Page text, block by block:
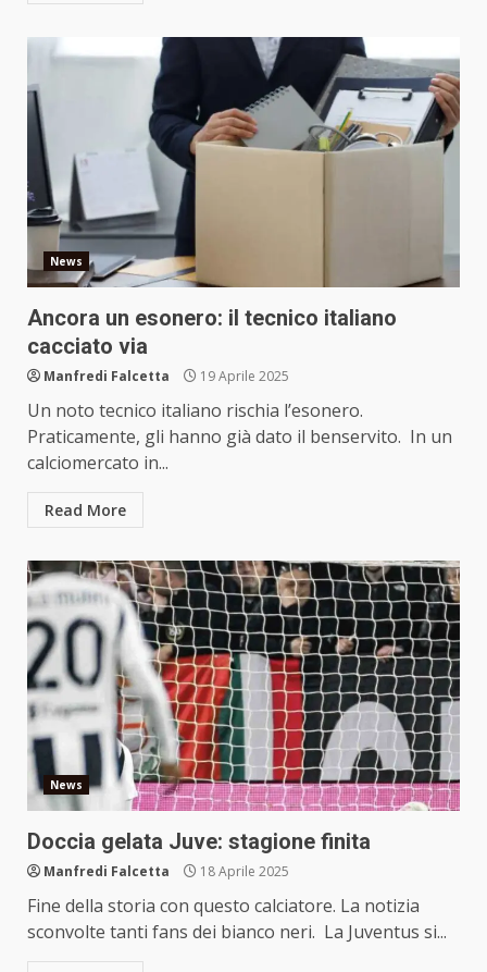
News
Ancora un esonero: il tecnico italiano
cacciato via
Manfredi Falcetta 19 Aprile 2025
Un noto tecnico italiano rischia l’esonero.
Praticamente, gli hanno già dato il benservito. In un
calciomercato in...
Read More
News
Doccia gelata Juve: stagione finita
Manfredi Falcetta 18 Aprile 2025
Fine della storia con questo calciatore. La notizia
sconvolte tanti fans dei bianco neri. La Juventus si...